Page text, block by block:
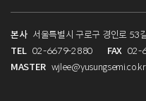
본사 서울특별시 구로구 경인로 53
TEL 02-6679-2880 FAX 02-
MASTER wjlee@yusungsemi.co.kr